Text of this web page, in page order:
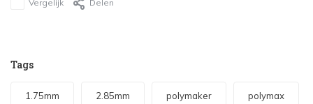
Vergelijk Delen
Tags
1.75mm 2.85mm polymaker polymax